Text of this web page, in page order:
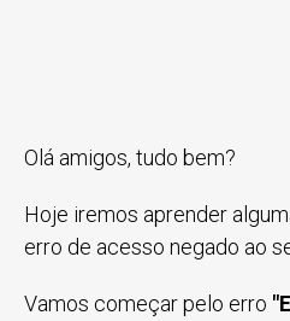
Olá amigos, tudo bem?
Hoje iremos aprender
erro de acesso negado ao
Vamos começar pelo erro